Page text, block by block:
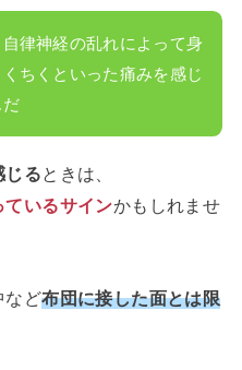
律神経の乱れによって身
ちくといった痛みを感じ
だ
じるときは、
いるサインかもしれませ
など布団に接した面とは限